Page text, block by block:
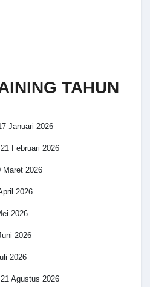
TAHUN
Januari 2026
Februari 2026
Maret 2026
2026
2026
2026
2026
Agustus 2026